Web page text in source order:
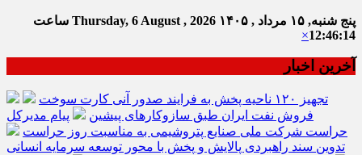
پنج شنبه, ۱۵ مرداد , ۱۴۰۵ Thursday, 6 August , 2026 ساعت
12:46:15
×
آخرین اخبار
تجهیز ۱۲۰ ناحیه پخش به فرایند صدور آنی کارت سوخت
فروش نفت ایران طبق سازوکارهای پیشین
پیام مدیرکل
حراست شرکت ملی صنایع پتروشیمی به مناسبت روز حراست
تدوین سند راهبردی پالایش و پخش با محور توسعه سرمایه انسانی